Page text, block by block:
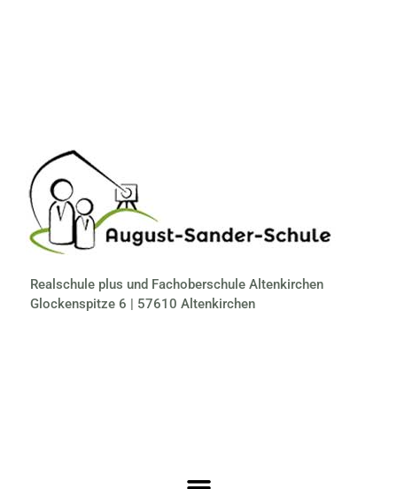
Realschule plus und Fachoberschule Altenkirchen
Glockenspitze 6 | 57610 Altenkirchen